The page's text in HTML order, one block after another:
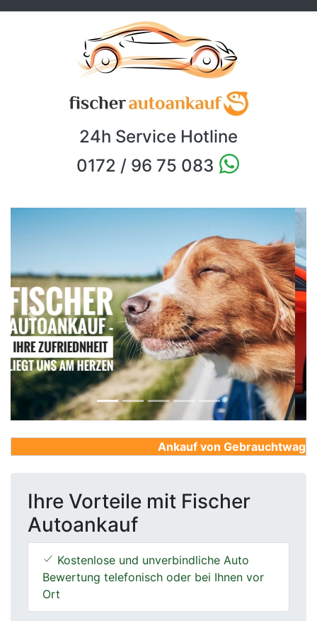
24h Service Hotline
0172 / 96 75 083
Previous Next
Ankauf von
Ihre Vorteile mit Fischer
Autoankauf
Kostenlose und unverbindliche Auto
Bewertung telefonisch oder bei Ihnen vor
Ort